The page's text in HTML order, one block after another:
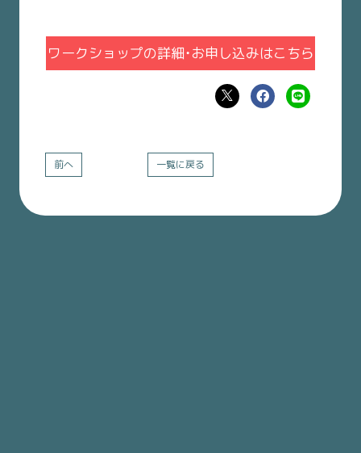
ワークショップの詳細・お申し込みはこちら
前へ 一覧に戻る